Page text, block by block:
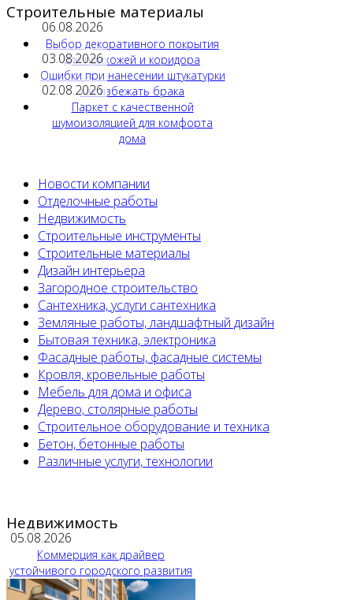
Строительные материалы
06.08.2026
Выбор декоративного покрытия
для прихожей и коридора
03.08.2026
Ошибки при нанесении штукатурки
как избежать брака
02.08.2026
Паркет с качественной
шумоизоляцией для комфорта
дома
Новости компании
Отделочные работы
Недвижимость
Строительные инструменты
Строительные материалы
Дизайн интерьера
Загородное строительство
Сантехника, услуги сантехника
Земляные работы, ландшафтный дизайн
Бытовая техника, электроника
Фасадные работы, фасадные системы
Кровля, кровельные работы
Мебель для дома и офиса
Дерево, столярные работы
Строительное оборудование и техника
Бетон, бетонные работы
Различные услуги, технологии
Недвижимость
05.08.2026
Коммерция как драйвер
устойчивого городского развития